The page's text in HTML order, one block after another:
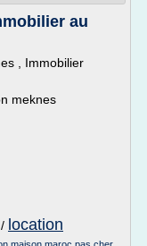
au
, Immobilier
meknes
/ location